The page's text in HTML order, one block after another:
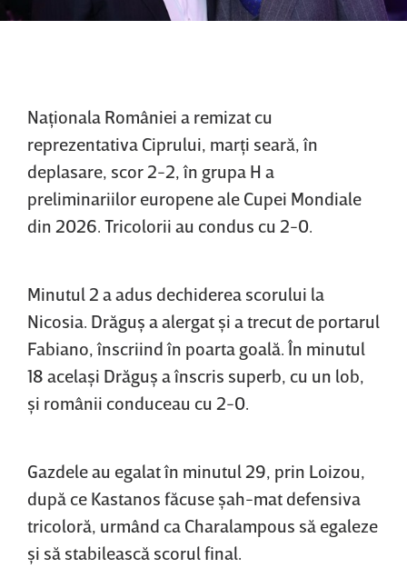
Naţionala României a remizat cu
reprezentativa Ciprului, marţi seară, în
deplasare, scor 2-2, în grupa H a
preliminariilor europene ale Cupei Mondiale
din 2026. Tricolorii au condus cu 2-0.
Minutul 2 a adus dechiderea scorului la
Nicosia. Drăguş a alergat şi a trecut de portarul
Fabiano, înscriind în poarta goală. În minutul
18 acelaşi Drăguş a înscris superb, cu un lob,
şi românii conduceau cu 2-0.
Gazdele au egalat în minutul 29, prin Loizou,
după ce Kastanos făcuse şah-mat defensiva
tricoloră, urmând ca Charalampous să egaleze
şi să stabilească scorul final.